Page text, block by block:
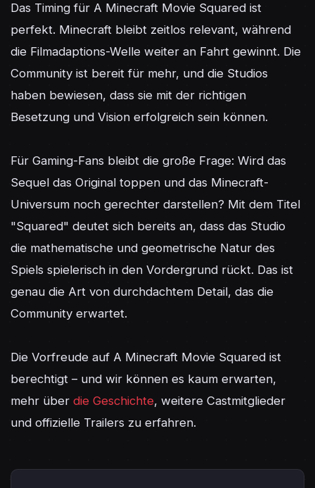
Das Timing für A Minecraft Movie Squared ist
perfekt. Minecraft bleibt zeitlos relevant, während
die Filmadaptions-Welle weiter an Fahrt gewinnt. Die
Community ist bereit für mehr, und die Studios
haben bewiesen, dass sie mit der richtigen
Besetzung und Vision erfolgreich sein können.
Für Gaming-Fans bleibt die große Frage: Wird das
Sequel das Original toppen und das Minecraft-
Universum noch gerechter darstellen? Mit dem Titel
"Squared" deutet sich bereits an, dass das Studio
die mathematische und geometrische Natur des
Spiels spielerisch in den Vordergrund rückt. Das ist
genau die Art von durchdachtem Detail, das die
Community erwartet.
Die Vorfreude auf A Minecraft Movie Squared ist
berechtigt – und wir können es kaum erwarten,
mehr über die Geschichte, weitere Castmitglieder
und offizielle Trailers zu erfahren.